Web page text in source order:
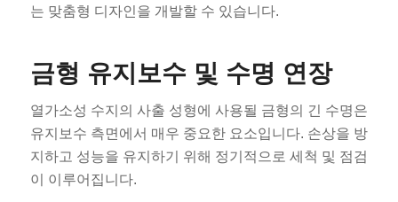
는 맞춤형 디자인을 개발할 수 있습니다.
금형 유지보수 및 수명 연장
열가소성 수지의 사출 성형에 사용될 금형의 긴 수명은
유지보수 측면에서 매우 중요한 요소입니다. 손상을 방
지하고 성능을 유지하기 위해 정기적으로 세척 및 점검
이 이루어집니다.